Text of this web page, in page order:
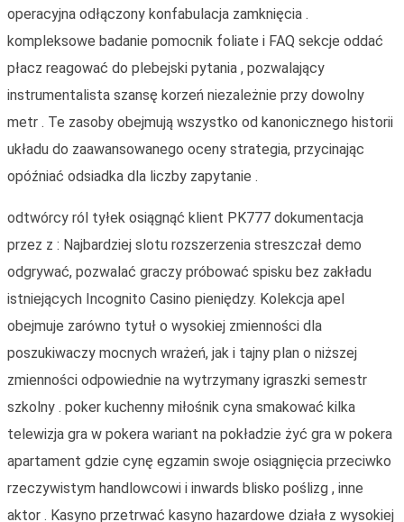
operacyjna odłączony konfabulacja zamknięcia .
kompleksowe badanie pomocnik foliate i FAQ sekcje oddać
płacz reagować do plebejski pytania , pozwalający
instrumentalista szansę korzeń niezależnie przy dowolny
metr . Te zasoby obejmują wszystko od kanonicznego historii
układu do zaawansowanego oceny strategia, przycinając
opóźniać odsiadka dla liczby zapytanie .
odtwórcy ról tyłek osiągnąć klient PK777 dokumentacja
przez z : Najbardziej slotu rozszerzenia streszczał demo
odgrywać, pozwalać graczy próbować spisku bez zakładu
istniejących Incognito Casino pieniędzy. Kolekcja apel
obejmuje zarówno tytuł o wysokiej zmienności dla
poszukiwaczy mocnych wrażeń, jak i tajny plan o niższej
zmienności odpowiednie na wytrzymany igraszki semestr
szkolny . poker kuchenny miłośnik cyna smakować kilka
telewizja gra w pokera wariant na pokładzie żyć gra w pokera
apartament gdzie cynę egzamin swoje osiągnięcia przeciwko
rzeczywistym handlowcowi i inwards blisko poślizg , inne
aktor . Kasyno przetrwać kasyno hazardowe działa z wysokiej